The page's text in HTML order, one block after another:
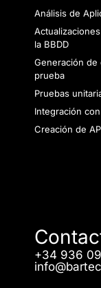
Análisis de
la BBDD
Generación de
prueba
Pruebas
Integración
Creación de
+34 936